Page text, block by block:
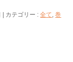
カテゴリー :全て,巻